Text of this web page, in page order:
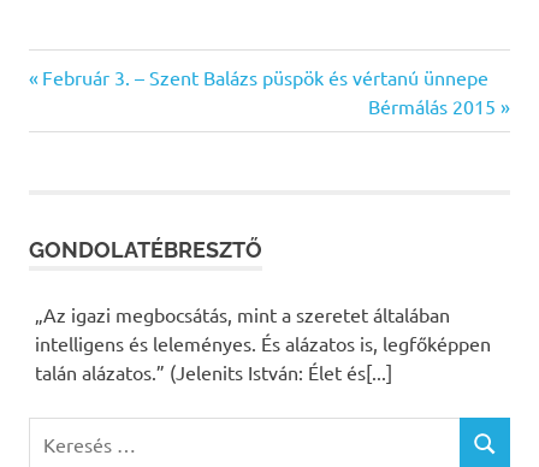
Previous
Február 3. – Szent Balázs püspök és vértanú ünnepe
Next
Post:
Bérmálás 2015
GONDOLATÉBRESZTŐ
„Az igazi megbocsátás, mint a szeretet általában
intelligens és leleményes. És alázatos is, legfőképpen
talán alázatos.” (Jelenits István: Élet és[...]
K